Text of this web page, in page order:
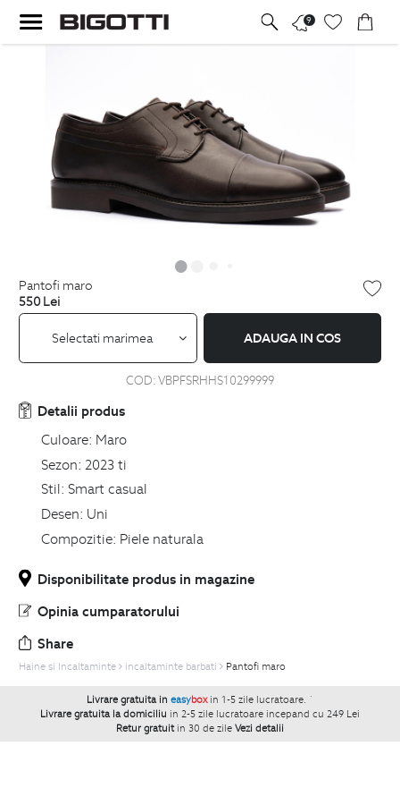
9
pantofi maro
550 Lei
Selectati marimea ADAUGA IN COS
COD:VBPFSRHHS10299999
Detalii produs
Culoare: Maro
Sezon: 2023 ti
Stil: Smart casual
Desen: Uni
Compozitie: Piele naturala
Disponibilitate produs in magazine
Opinia cumparatorului
Share
Haine si Incaltaminte incaltaminte barbati Pantofi maro
Livrare gratuita in easybox in 1-5 zile lucratoare. `
Livrare gratuita la domiciliu in 2-5 zile lucratoare incepand cu 249 Lei
Retur gratuit in 30 de zile Vezi detalii